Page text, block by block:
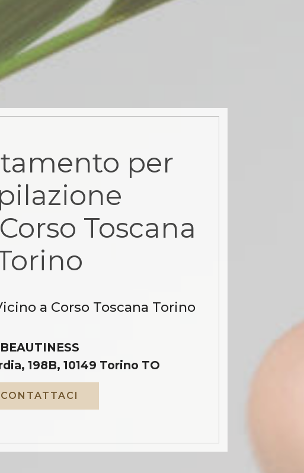
per
Toscana
a Corso Toscana Torino
BEAUTINESS
198B, 10149 Torino TO
CONTATTACI